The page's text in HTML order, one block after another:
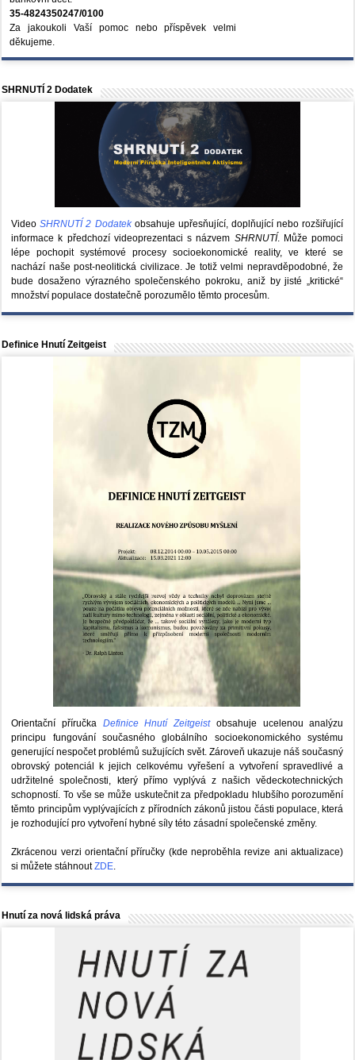
35-4824350247/0100
Za jakoukoli Vaší pomoc nebo příspěvek velmi
děkujeme.
SHRNUTÍ 2 Dodatek
VideoSHRNUTÍ 2 Dodatekobsahuje upřesňující, doplňující nebo rozšiřující
informace k předchozí videoprezentaci s názvem SHRNUTÍ. Může pomoci
lépe pochopit systémové procesy socioekonomické reality, ve které se
nachází naše post-neolitická civilizace. Je totiž velmi nepravděpodobné, že
bude dosaženo výrazného společenského pokroku, aniž by jisté „kritické“
množství populace dostatečně porozumělo těmto procesům.
Definice Hnutí Zeitgeist
Orientační příručka Definice Hnutí Zeitgeistobsahuje ucelenou analýzu
principu fungování současného globálního socioekonomického systému
generující nespočet problémů sužujících svět. Zároveň ukazuje náš současný
obrovský potenciál k jejich celkovému vyřešení a vytvoření spravedlivé a
udržitelné společnosti, který přímo vyplývá z našich vědeckotechnických
schopností. To vše se může uskutečnit za předpokladu hlubšího porozumění
těmto principům vyplývajících z přírodních zákonů jistou části populace, která
je rozhodující pro vytvoření hybné síly této zásadní společenské změny.
Zkrácenou verzi orientační příručky (kde neproběhla revize ani aktualizace)
si můžete stáhnoutZDE
Hnutí za nová lidská práva